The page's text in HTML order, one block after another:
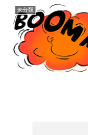
未分類